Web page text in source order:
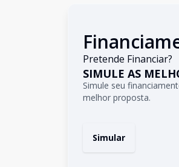
Pretende Financiar?
SIMULE AS
Simule seu
melhor proposta.
Simular